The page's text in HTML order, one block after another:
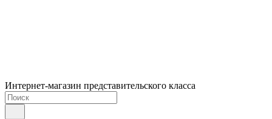
Интернет-магазин представительского класса